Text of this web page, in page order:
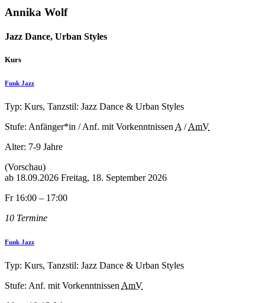
Annika Wolf
Jazz Dance, Urban Styles
Kurs
Funk Jazz
Typ: Kurs, Tanzstil: Jazz Dance & Urban Styles
Stufe: Anfänger*in / Anf. mit Vorkenntnissen A /AmV
Alter: 7-9 Jahre
(Vorschau)
ab 18.09.2026 Freitag, 18. September 2026
Fr 16:00 – 17:00
10 Termine
Funk Jazz
Typ: Kurs, Tanzstil: Jazz Dance & Urban Styles
Stufe: Anf. mit Vorkenntnissen AmV